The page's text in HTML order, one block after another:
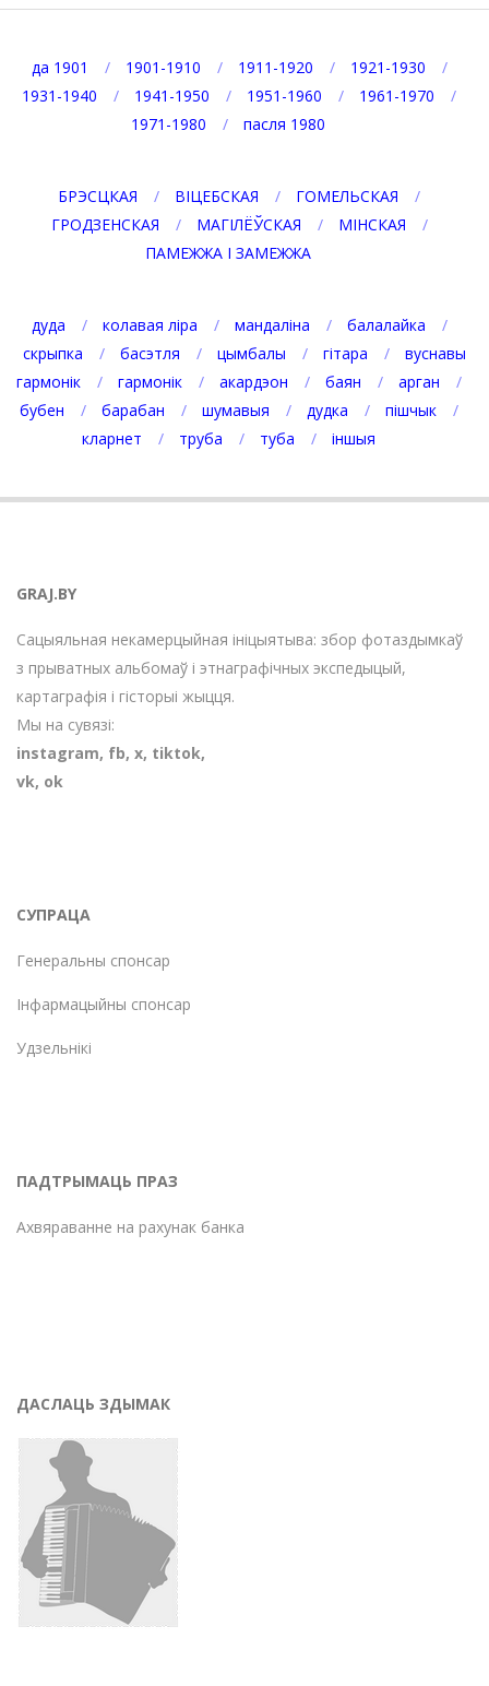
да 1901 1901-1910 1911-1920
1921-1930
1931-1940
1941-1950 1951-1960
1961-1970
1971-1980
пасля 1980
БРЭСЦКАЯ ВІЦЕБСКАЯ
ГОМЕЛЬСКАЯ
ГРОДЗЕНСКАЯ
МАГІЛЁЎСКАЯ
МІНСКАЯ
ПАМЕЖЖА І ЗАМЕЖЖА
дуда колавая ліра мандаліна
балалайка
скрыпка
басэтля цымбалы гітара
вуснавы
гармонік
гармонік акардэон баян
арган
бубен
барабан шумавыя дудка
пішчык
кларнет
труба туба іншыя
GRAJ.BY
Сацыяльная некамерцыйная ініцыятыва: збор фотаздымкаў
з прыватных альбомаў і этнаграфічных экспедыцый,
картаграфія і гісторыі жыцця.
Мы на сувязі:
instagram, fb, х, tiktok,
vk, ok
СУПРАЦА
Генеральны спонсар
Інфармацыйны спонсар
Удзельнікі
ПАДТРЫМАЦЬ ПРАЗ
Ахвяраванне на рахунак банка
ДАСЛАЦЬ ЗДЫМАК